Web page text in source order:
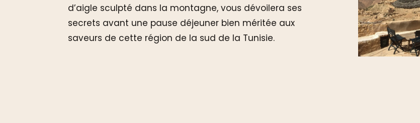
d’aigle sculpté dans la montagne, vous dévoilera ses
secrets avant une pause déjeuner bien méritée aux
saveurs de cette région de la sud de la Tunisie.